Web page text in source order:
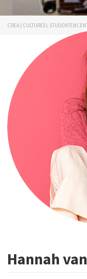
CREA | CULTUREEL
Hannah